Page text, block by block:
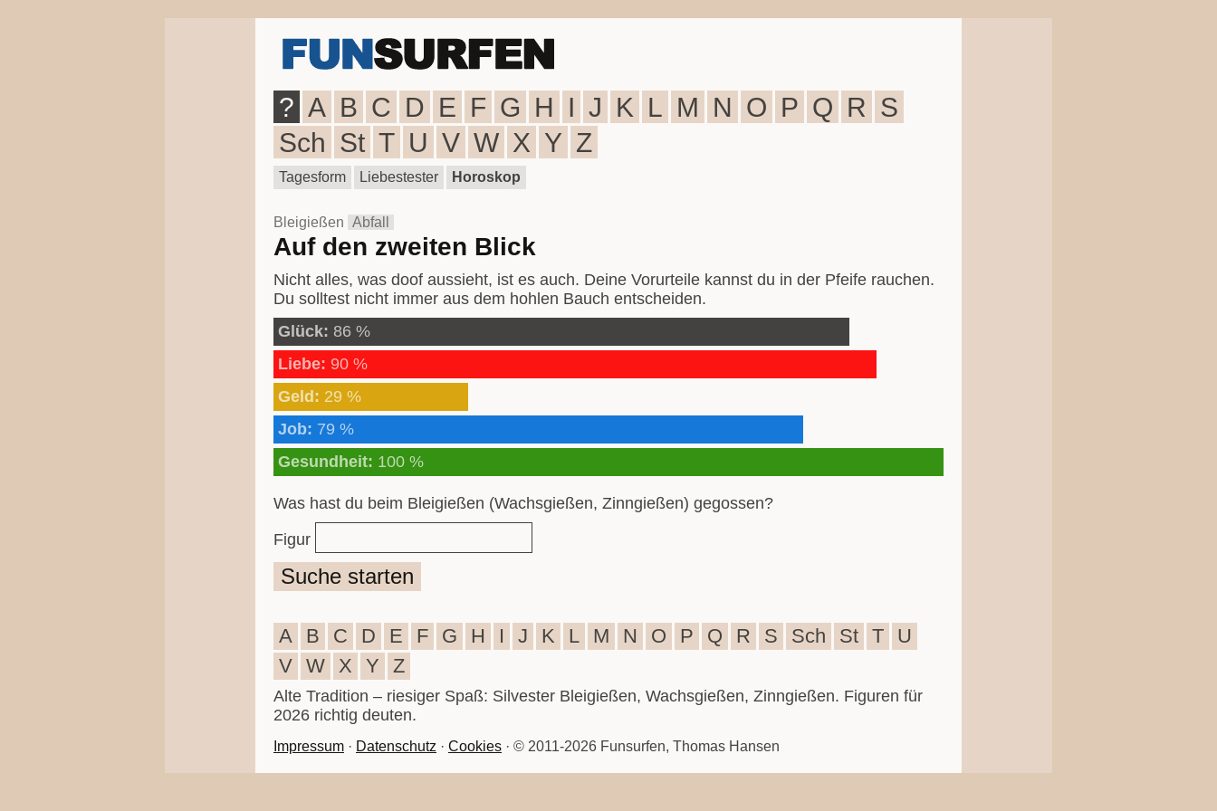
? A B C D E F G H I J K L M N O P Q R S
Sch St T U V W X Y Z
Tagesform Liebestester Horoskop
Bleigießen Abfall
Auf den zweiten Blick
Nicht alles, was doof aussieht, ist es auch. Deine Vorurteile kannst du in der Pfeife rauchen.
Du solltest nicht immer aus dem hohlen Bauch entscheiden.
Glück: 86 %
Liebe: 90 %
Geld: 29 %
Job: 79 %
Gesundheit: 100 %
Was hast du beim Bleigießen (Wachsgießen, Zinngießen) gegossen?
Figur
Suche starten
A B C D E F G H I J K L M N O P Q R S Sch St T
U
V W X Y Z
Alte Tradition – riesiger Spaß: Silvester Bleigießen, Wachsgießen, Zinngießen. Figuren für
2026 richtig deuten.
Impressum · Datenschutz · Cookies · © 2011-2026 Funsurfen, Thomas Hansen